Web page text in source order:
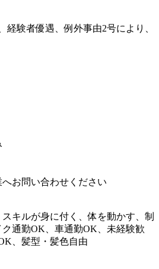
経験者優遇、例外事由2号により、
お問い合わせください
キルが身に付く、体を動かす、制
通勤OK、車通勤OK、未経験歓
、髪型・髪色自由